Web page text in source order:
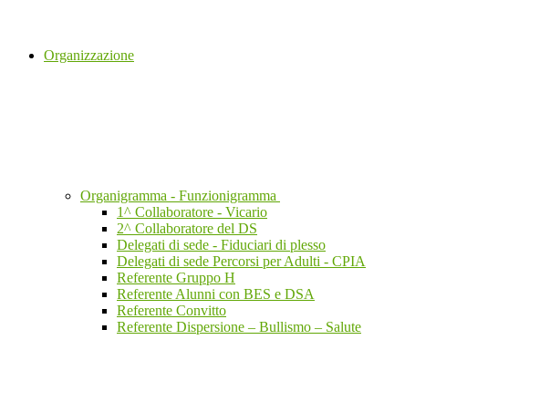
Organizzazione
Organigramma - Funzionigramma
1^ Collaboratore - Vicario
2^ Collaboratore del DS
Delegati di sede - Fiduciari di plesso
Delegati di sede Percorsi per Adulti - CPIA
Referente Gruppo H
Referente Alunni con BES e DSA
Referente Convitto
Referente Dispersione – Bullismo – Salute